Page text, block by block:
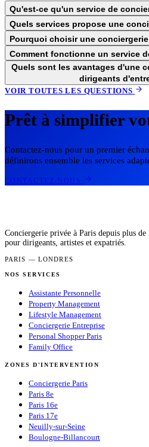
Qu'est-ce qu'un service de
Quels services propose une
Pourquoi choisir une
Comment fonctionne un service
Quels sont les avantages d'une
dirigeants
VOIR TOUTES LES QUESTIONS
Prêt à simplifier
Contactez-nous pour un premier
définirons ensemble les services
CONTACTEZ-NOUS
Conciergerie privée à Paris depuis plus
pour dirigeants, artistes et expatriés.
PARIS — LONDRES
NOS SERVICES
Assistante Personnelle
Property Management
Lifestyle Management
Conciergerie Entreprise
Personal Shopper Paris
Family Office
ZONES D'INTERVENTION
Conciergerie Paris
Paris 8e
Paris 16e
Paris 17e
Neuilly-sur-Seine
Boulogne-Billancourt